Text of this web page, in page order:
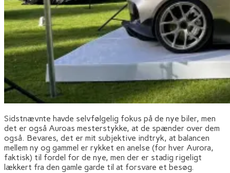
Sidstnævnte havde selvfølgelig fokus på de nye biler, men
det er også Auroas mesterstykke, at de spænder over dem
også. Bevares, det er mit subjektive indtryk, at balancen
mellem ny og gammel er rykket en anelse (for hver Aurora,
faktisk) til fordel for de nye, men der er stadig rigeligt
lækkert fra den gamle garde til at forsvare et besøg.